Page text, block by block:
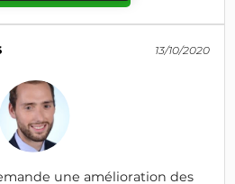
13/10/2020
une amélioration des